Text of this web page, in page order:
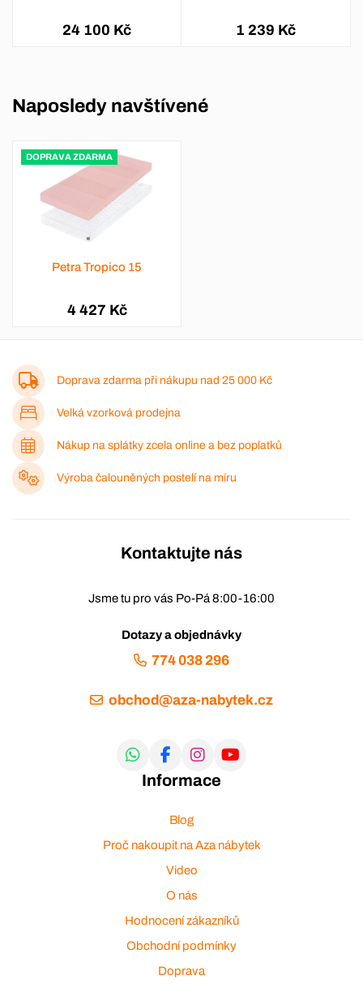
24 100 Kč 1 239 Kč
Naposledy navštívené
DOPRAVA ZDARMA
Petra Tropico 15
4 427 Kč
Doprava zdarma při nákupu nad 25 000 Kč
Velká vzorková prodejna
Nákup na splátky zcela online a bez poplatků
Výroba čalouněných postelí na míru
Kontaktujte nás
Jsme tu pro vás Po-Pá 8:00-16:00
Dotazy a objednávky
774 038 296
obchod@aza-nabytek.cz
Informace
Blog
Proč nakoupit na Aza nábytek
Video
O nás
Hodnocení zákazníků
Obchodní podmínky
Doprava